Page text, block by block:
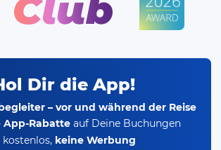
Dir die App!
– vor und während der Reise
App-Rabatte auf Deine Buchungen
keine Werbung